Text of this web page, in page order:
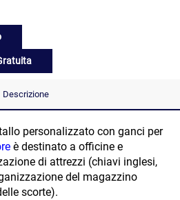
Descrizione
personalizzato con ganci per
è destinato a officine e
di attrezzi (chiavi inglesi,
del magazzino
scorte).